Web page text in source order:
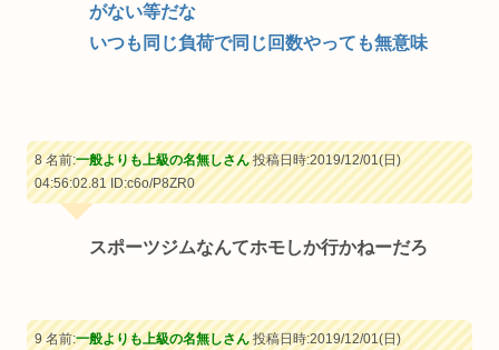
がない等だな
いつも同じ負荷で同じ回数やっても無意味
8 名前:一般よりも上級の名無しさん投稿日時:2019/12/01(日)
04:56:02.81ID:c6o/P8ZR0
スポーツジムなんてホモしか行かねーだろ
9 名前:一般よりも上級の名無しさん投稿日時:2019/12/01(日)